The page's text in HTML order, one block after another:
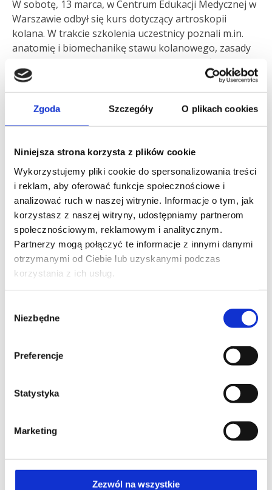
Zgoda Szczegóły O plikach cookies
Niniejsza strona korzysta z plików cookie
Wykorzystujemy pliki cookie do spersonalizowania treści
i reklam, aby oferować funkcje społecznościowe i
analizować ruch w naszej witrynie. Informacje o tym, jak
korzystasz z naszej witryny, udostępniamy partnerom
społecznościowym, reklamowym i analitycznym.
Partnerzy mogą połączyć te informacje z innymi danymi
otrzymanymi od Ciebie lub uzyskanymi podczas
korzystania z ich usług.
zgody
Niezbędne
Preferencje
Statystyka
Marketing
Zezwól na wszystkie
W sobotę, 13 marca, w Centrum Edukacji Medycznej w
Warszawie odbył się kurs dotyczący artroskopii
kolana. W trakcie szkolenia uczestnicy poznali m.in.
anatomię i biomechanikę stawu kolanowego, zasady
artroskopii tego stawu oraz techniki szycia łąkotek.
Uczestnicy mieli także możliwość odbycia ćwiczeń
praktycznych. Kierownikiem naukowym kursu byładr
Urszula Zdanowicz
, a wśród wykładowców m.in.dr
W połowie marca odbyło się także spotkanie
Studenckiego Koła Naukowego Ortopedii i Medycyny
Sportowej Carolina Medical Center.
Podczas webinaru wykłady wygłosili:
•dr Maciej Pasieczny– „Złamanie trzonów kości
przedramienia”,
•dr Piotr Zaorski– „Zaopatrywanie złamań i urazów
palców”,
•dr Krzesimir Sieczych– „Najczęstsze patologie
okolicy barku”,
Ortopedia w czasach COVID, organizowany przez
znalazł siędr Łukasz Luboiński
, Ordynator Oddziału
Ortopedii, Traumatologii i Medycyny Sportowej w
W piątek 26 marca odbył się Ogólnopolski Kurs
(m.in. z zakresu leczenia palucha koślawego i
deformacji palców). Kierownikiem naukowym kursu
Urszula Zdanowiczidr Karol Kosterna.